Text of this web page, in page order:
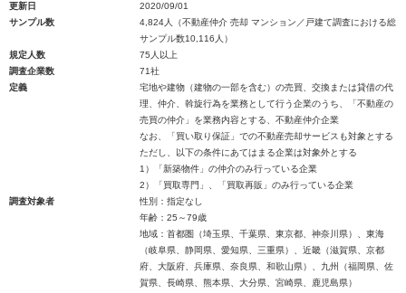
更新日
2020/09/01
サンプル数
4,824人（不動産仲介 売却 マンション／戸建て調査における総
サンプル数10,116人）
規定人数
75人以上
調査企業数
71社
定義
宅地や建物（建物の一部を含む）の売買、交換または貸借の代
理、仲介、斡旋行為を業務として行う企業のうち、「不動産の
売買の仲介」を業務内容とする、不動産仲介企業
なお、「買い取り保証」での不動産売却サービスも対象とする
ただし、以下の条件にあてはまる企業は対象外とする
1）「新築物件」の仲介のみ行っている企業
2）「買取専門」、「買取再販」のみ行っている企業
調査対象者
性別：指定なし
年齢：25～79歳
地域：首都圏（埼玉県、千葉県、東京都、神奈川県）、東海
（岐阜県、静岡県、愛知県、三重県）、近畿（滋賀県、京都
府、大阪府、兵庫県、奈良県、和歌山県）、九州（福岡県、佐
賀県、長崎県、熊本県、大分県、宮崎県、鹿児島県）